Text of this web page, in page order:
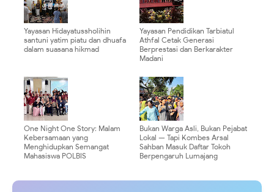
Yayasan Hidayatussholihin
santuni yatim piatu dan dhuafa
dalam suasana hikmad
Yayasan Pendidikan Tarbiatul
Athfal Cetak Generasi
Berprestasi dan Berkarakter
Madani
One Night One Story: Malam
Kebersamaan yang
Menghidupkan Semangat
Mahasiswa POLBIS
Bukan Warga Asli, Bukan Pejabat
Lokal — Tapi Kombes Arsal
Sahban Masuk Daftar Tokoh
Berpengaruh Lumajang